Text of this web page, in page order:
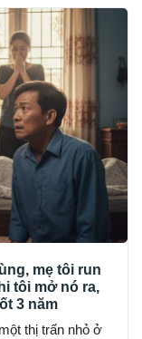
mẹ tôi run
tôi mở nó ra,
3 năm
thị trấn nhỏ ở